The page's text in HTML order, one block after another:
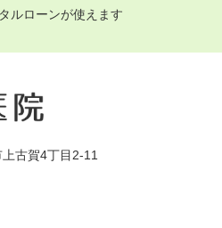
ルローンが使えます
古賀4丁目2-11